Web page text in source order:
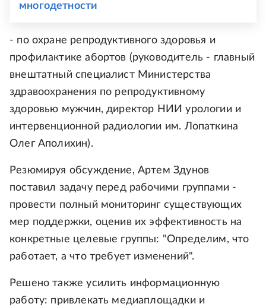
многодетности
- по охране репродуктивного здоровья и
профилактике абортов (руководитель - главный
внештатный специалист Министерства
здравоохранения по репродуктивному
здоровью мужчин, директор НИИ урологии и
интервенционной радиологии им. Лопаткина
Олег Аполихин).
Резюмируя обсуждение, Артем Здунов
поставил задачу перед рабочими группами -
провести полный мониторинг существующих
мер поддержки, оценив их эффективность на
конкретные целевые группы: "Определим, что
работает, а что требует изменений".
Решено также усилить информационную
работу: привлекать медиаплощадки и